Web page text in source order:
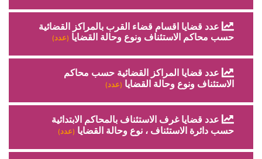
عدد قضايا اقسام قضاء القرب بالمراكز القضائية
حسب محاكم الاستئناف ونوع وحالة القضايا (عدد)
عدد قضايا المراكز القضائية حسب محاكم
الاستئناف ونوع وحالة القضايا (عدد)
عدد قضايا غرف الاستئناف بالمحاكم الابتدائية
حسب دائرة الاستئناف ، نوع وحالة القضايا (عدد)